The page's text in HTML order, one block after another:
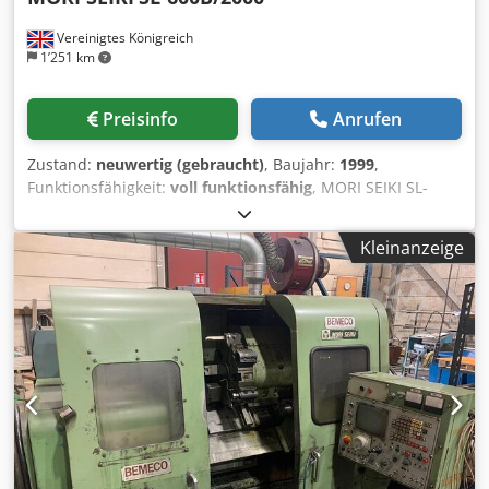
Vereinigtes Königreich
1’251 km
Preisinfo Anrufen
Zustand: neuwertig (gebraucht), Baujahr: 1999,
Funktionsfähigkeit: voll funktionsfähig, MORI SEIKI SL-
600B/2000 CNC-DREHMASCHINE Kategorie: CNC-
Drehzentren Referenz-Nr.: 400212 Kapazität: Ø900 x 2000
mm Baujahr: 1999 Technische Daten: CNC Steuerung:
Fanuc 18iT ARBEITSBEREICH Max. Drehdurchmesser: 900
mm Max. Drehlänge: 2000 mm Umlaufdurchmesser über
Bett: 994 mm Spitzenweite: 2300 mm Umlaufdurchmesser
über Support: 733 mm Verfahrweg (X): 485 mm (440 + 45)
mm Verfahrweg (Z): 2150 mm REVOLVER Csdpfx Aex Nv
Sheb Nerf Revolver: 12 Stationen Werkzeugquerschnitt: 32
mm Bohrstangendurchmesser: 65 mm REITSTOCK
Reitstockaufnahme: MT5 Pinolenhub: 150 mm
Pinolendurchmesser: 150 mm SPINDEL Max. Drehzahl:
Kleinanzeige